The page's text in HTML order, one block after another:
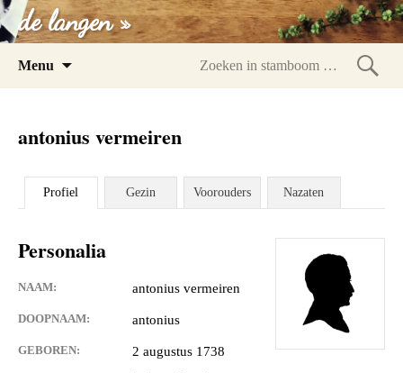
de langen »
Menu
antonius vermeiren
Profiel Gezin Voorouders Nazaten
Personalia
NAAM: antonius vermeiren
DOOPNAAM: antonius
GEBOREN:
2 augustus 1738